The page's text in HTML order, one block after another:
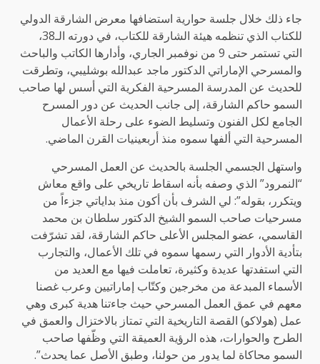
جاء ذلك خلال جلسة حوارية استضافها معرض الشارقة الدولي
للكتاب الذي تنظمه هيئة الشارقة للكتاب، في دورته الـ38،
التي تستمر حتى 9 من نوفمبر الجاري، وأدارها الكاتب والباحث
والمسرحي الإماراتي الدكتور ماجد عبدالله بوشليبي، وتطرقت
للحديث عن المدرسة المسرحية الفكرية التي أسس لها صاحب
السمو حاكم الشارقة، إلى جانب الحديث عن دور المسرح
الجامع لكل الفنون وتسليط الضوء على رحلة الأعمال
المسرحية التي ألفها سموه منذ أربعينيات القرن الماضي.
واستهل الجسمي الجلسة بالحديث عن العمل المسرحي
“النمرود” الذي وصفه بأنه اسقاط تاريخي على واقع معاش
ويتكرر، بقوله”: لي الشرف بأن أكون منذ بداياتي جزءاً من
مسرحيات صاحب السمو الشيخ الدكتور سلطان بن محمد
القاسمي، عضو المجلس الأعلى حاكم الشارقة، لقد تشرّفت
بتأدية الأدوار التي رسمها سموه في تلك الأعمال، والتجارب
التي استفدتها عديدة وكثيرة، تعاملت فيها مع العديد من
الأسماء المبدعة من مخرجين وكتّاب إماراتيين وعرب غصنا
معهم في عمق العمل المسرحي حيث جاءتنا هدية كبرى وهي
عمل (هولاكو) القصة التاريخية التي تمتاز بالاختزال والعمق في
الطرح والحوارات، هذه الرؤية العميقة التي وظّفها صاحب
السمو محاكاة لما يدور من حولنا، وطبق الأصل عما يحدث”.